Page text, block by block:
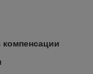
компенсации